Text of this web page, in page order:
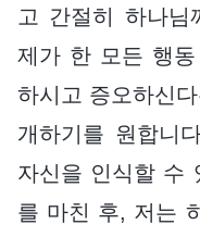
고 간절히 하나님
제가 한 모든 행
하시고 증오하신
개하기를 원합니
자신을 인식할 수
를 마친 후, 저는